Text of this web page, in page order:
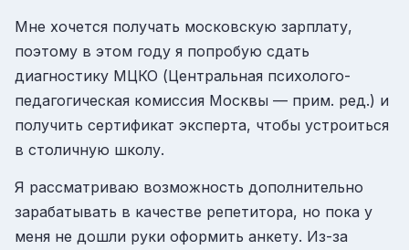
Мне хочется получать московскую зарплату,
поэтому в этом году я попробую сдать
диагностику МЦКО (Центральная психолого-
педагогическая комиссия Москвы — прим. ред.) и
получить сертификат эксперта, чтобы устроиться
в столичную школу.
Я рассматриваю возможность дополнительно
зарабатывать в качестве репетитора, но пока у
меня не дошли руки оформить анкету. Из-за